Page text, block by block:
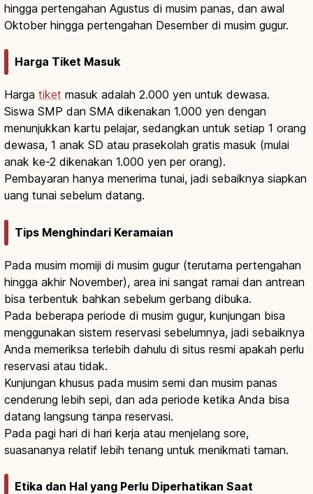
hingga pertengahan Agustus di musim panas, dan awal
Oktober hingga pertengahan Desember di musim gugur.
Harga Tiket Masuk
Harga tiket masuk adalah 2.000 yen untuk dewasa.
Siswa SMP dan SMA dikenakan 1.000 yen dengan
menunjukkan kartu pelajar, sedangkan untuk setiap 1 orang
dewasa, 1 anak SD atau prasekolah gratis masuk (mulai
anak ke-2 dikenakan 1.000 yen per orang).
Pembayaran hanya menerima tunai, jadi sebaiknya siapkan
uang tunai sebelum datang.
Tips Menghindari Keramaian
Pada musim momiji di musim gugur (terutama pertengahan
hingga akhir November), area ini sangat ramai dan antrean
bisa terbentuk bahkan sebelum gerbang dibuka.
Pada beberapa periode di musim gugur, kunjungan bisa
menggunakan sistem reservasi sebelumnya, jadi sebaiknya
Anda memeriksa terlebih dahulu di situs resmi apakah perlu
reservasi atau tidak.
Kunjungan khusus pada musim semi dan musim panas
cenderung lebih sepi, dan ada periode ketika Anda bisa
datang langsung tanpa reservasi.
Pada pagi hari di hari kerja atau menjelang sore,
suasananya relatif lebih tenang untuk menikmati taman.
Etika dan Hal yang Perlu Diperhatikan Saat